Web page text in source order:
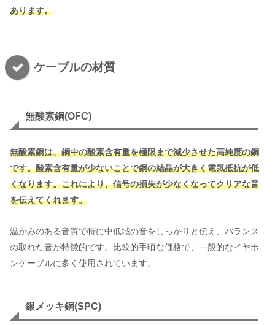
あります。
ケーブルの材質
無酸素銅(OFC)
無酸素銅は、銅中の酸素含有量を極限まで減少させた高純度の銅
です。酸素含有量が少ないことで銅の結晶が大きく電気抵抗が低
くなります。これにより、信号の損失が少なくなってクリアな音
を伝えてくれます。
温かみのある音質で特に中低域の音をしっかりと伝え、バランス
の取れた音が特徴的です。比較的手頃な価格で、一般的なイヤホ
ンケーブルに多く使用されています。
銀メッキ銅(SPC)